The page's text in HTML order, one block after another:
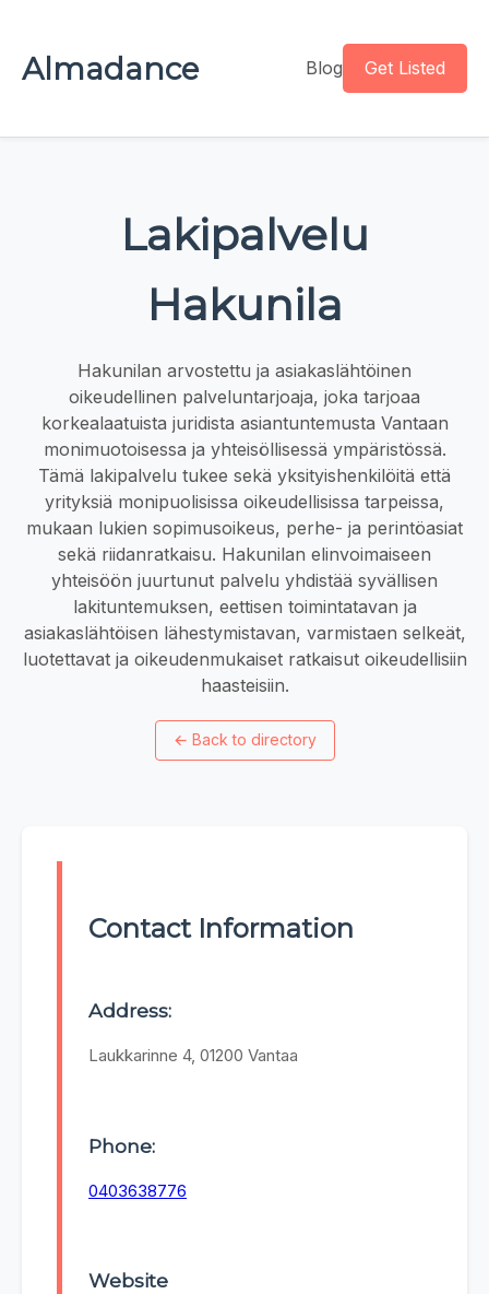
Almadance Blog Get Listed
Lakipalvelu
Hakunila
Hakunilan arvostettu ja asiakaslähtöinen
oikeudellinen palveluntarjoaja, joka tarjoaa
korkealaatuista juridista asiantuntemusta Vantaan
monimuotoisessa ja yhteisöllisessä ympäristössä.
Tämä lakipalvelu tukee sekä yksityishenkilöitä että
yrityksiä monipuolisissa oikeudellisissa tarpeissa,
mukaan lukien sopimusoikeus, perhe- ja perintöasiat
sekä riidanratkaisu. Hakunilan elinvoimaiseen
yhteisöön juurtunut palvelu yhdistää syvällisen
lakituntemuksen, eettisen toimintatavan ja
asiakaslähtöisen lähestymistavan, varmistaen selkeät,
luotettavat ja oikeudenmukaiset ratkaisut oikeudellisiin
haasteisiin.
← Back to directory
Contact Information
Address:
Laukkarinne 4, 01200 Vantaa
Phone:
0403638776
Website